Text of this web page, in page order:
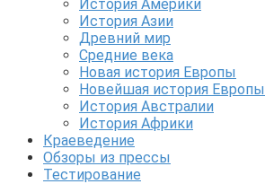
История Америки
История Азии
Древний мир
Средние века
Новая история Европы
Новейшая история Европы
История Австралии
История Африки
Краеведение
Обзоры из прессы
Тестирование